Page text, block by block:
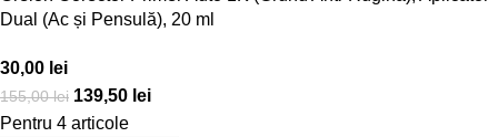
Dual (Ac și Pensulă), 20 ml
30,00 lei
155,00lei 139,50 lei
Pentru 4 articole